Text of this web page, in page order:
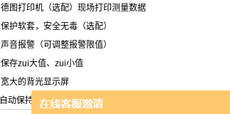
德图打印机（选配）现场打印测量数据
保护软套，安全无毒（选配）
声音报警（可调整报警限值）
保存zui大值、zui小值
宽大的背光显示屏
自动保持读数功能，自动识别zui终测量值